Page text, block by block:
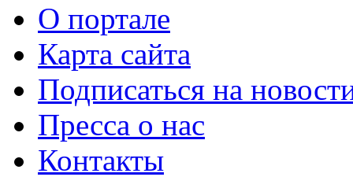
О портале
Карта сайта
Подписаться на
Пресса о нас
Контакты